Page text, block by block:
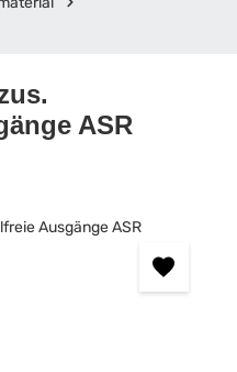
von 5 Sternen
ASR